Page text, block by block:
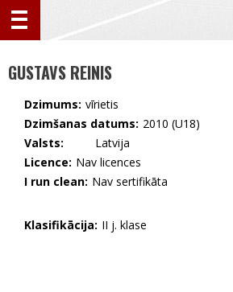
GUSTAVS REINIS
Dzimums: vīrietis
Dzimšanas datums: 2010 (U18)
Valsts:
🇱🇻 Latvija
Licence: Nav licences
I run clean: Nav sertifikāta
Klasifikācija: II j. klase